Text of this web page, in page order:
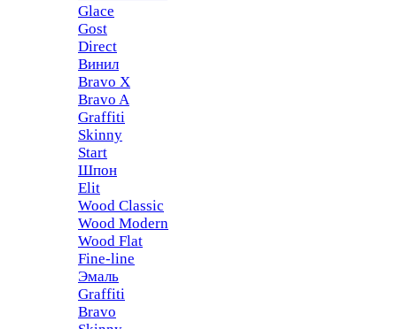
Glace
Gost
Direct
Винил
Bravo X
Bravo A
Graffiti
Skinny
Start
Шпон
Elit
Wood Classic
Wood Modern
Wood Flat
Fine-line
Эмаль
Graffiti
Bravo